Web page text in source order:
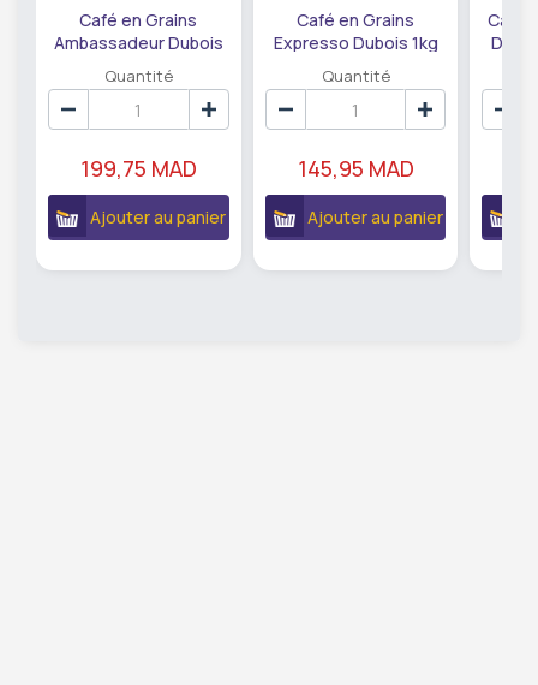
Café en Grains
Ambassadeur Dubois
1kg.
Quantité
199,75 MAD
Ajouter au panier
Café en Grains
Expresso Dubois 1kg
Quantité
145,95 MAD
Ajouter au panier
Café
De